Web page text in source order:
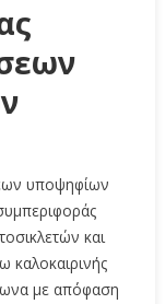
υποψηφίων
και
καλοκαιρινής
με απόφαση